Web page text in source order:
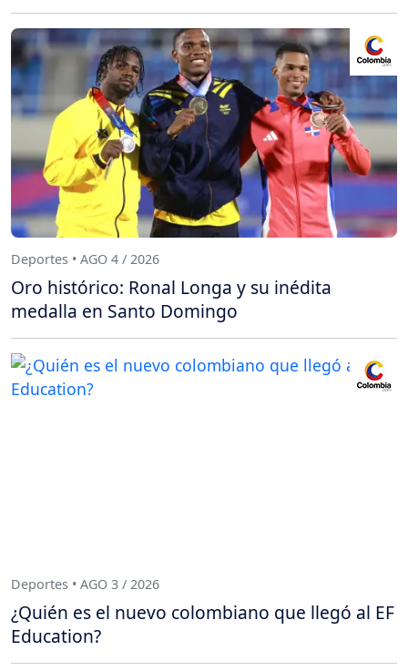
Deportes • AGO 4 / 2026
Oro histórico: Ronal Longa y su inédita
medalla en Santo Domingo
Deportes • AGO 3 / 2026
¿Quién es el nuevo colombiano que llegó al EF
Education?